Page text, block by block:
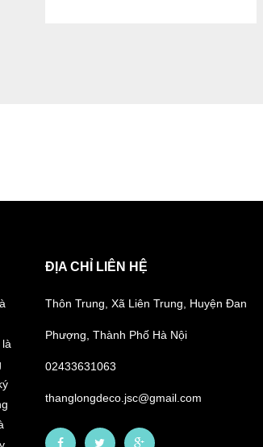
ĐỊA CHỈ LIÊN HỆ
Thôn Trung, Xã Liên Trung, Huyện Đan
Phượng, Thành Phố Hà Nội
02433631063
thanglongdeco.jsc@gmail.com